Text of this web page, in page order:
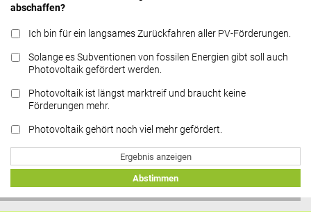
abschaffen?
Ich bin für ein langsames Zurückfahren aller PV-Förderungen.
Solange es Subventionen von fossilen Energien gibt soll auch
Photovoltaik gefördert werden.
Photovoltaik ist längst marktreif und braucht keine
Förderungen mehr.
Photovoltaik gehört noch viel mehr gefördert.
Ergebnis anzeigen
Abstimmen